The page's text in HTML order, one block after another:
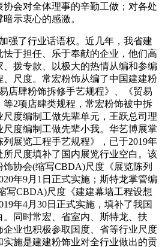
会对全体理事的辛勤工做；对各处
示衷心的感激。
了行业话语权。近几年，我省建
于担任、乐于奉献的企业，他们高
、拨专款、以极大的热情从编和参编
尺度。常宏粉饰从编了中国建建粉
店肆粉饰拆修手艺规程》、《贸易
等2项店肆类规程，常宏粉饰被中拆
度编制工做先辈单元，王跃总司理
度编制工做先辈小我。华艺博展掌
展览工程手艺规程》，已于2019年
所尺度填补了国内展览行业空白。该
协会(缩写CBDA)尺度《展览陈列
年9月1日正式实施；斯特龙掌管编
写CBDA)尺度《建建幕墙工程设想
年4月30日正式实施，填补了我国
同时常宏、省室内、斯特龙、扶
业也积极参取国度、省等行业尺度
施是建建粉饰业对全行业做出的贡